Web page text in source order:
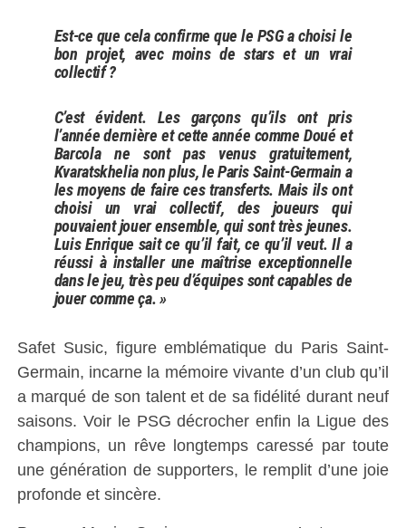
Est-ce que cela confirme que le PSG a choisi le
bon projet, avec moins de stars et un vrai
collectif ?
C’est évident. Les garçons qu’ils ont pris
l’année dernière et cette année comme Doué et
Barcola ne sont pas venus gratuitement,
Kvaratskhelia non plus, le Paris Saint-Germain a
les moyens de faire ces transferts. Mais ils ont
choisi un vrai collectif, des joueurs qui
pouvaient jouer ensemble, qui sont très jeunes.
Luis Enrique sait ce qu’il fait, ce qu’il veut. Il a
réussi à installer une maîtrise exceptionnelle
dans le jeu, très peu d’équipes sont capables de
jouer comme ça. »
Safet Susic, figure emblématique du Paris Saint-
Germain, incarne la mémoire vivante d’un club qu’il
a marqué de son talent et de sa fidélité durant neuf
saisons. Voir le PSG décrocher enfin la Ligue des
champions, un rêve longtemps caressé par toute
une génération de supporters, le remplit d’une joie
profonde et sincère.